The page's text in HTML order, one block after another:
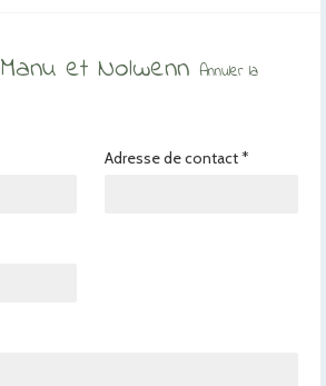
Manu et Nolwenn Annuler la
Adresse de contact*